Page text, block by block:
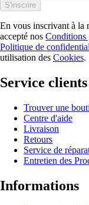
S'inscrire
En vous inscrivant à la
accepté nos Conditions
Politique de
utilisation des Cookies.
Service clients
Trouver une
Centre d'aide
Livraison
Retours
Service de
Entretien des
Informations